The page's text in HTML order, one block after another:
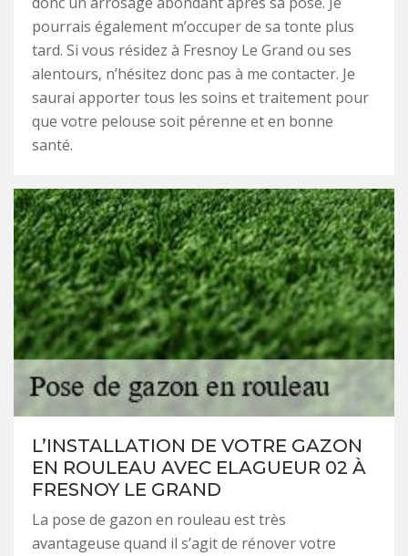
pourrais également m’occuper de sa tonte plus
tard. Si vous résidez à Fresnoy Le Grand ou ses
alentours, n’hésitez donc pas à me contacter. Je
saurai apporter tous les soins et traitement pour
que votre pelouse soit pérenne et en bonne
santé.
L’INSTALLATION DE VOTRE GAZON
EN ROULEAU AVEC ELAGUEUR 02 À
FRESNOY LE GRAND
La pose de gazon en rouleau est très
avantageuse quand il s’agit de rénover votre